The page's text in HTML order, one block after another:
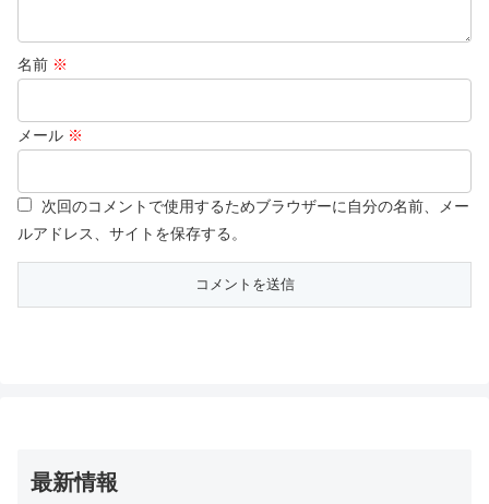
名前 ※
メール ※
次回のコメントで使用するためブラウザーに自分の名前、メー
ルアドレス、サイトを保存する。
最新情報